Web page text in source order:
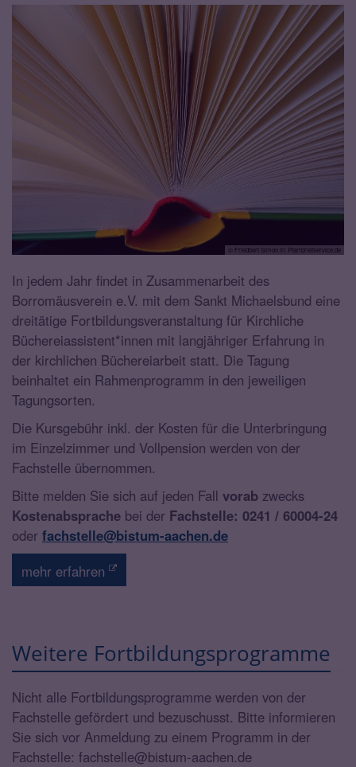
© Friedbert Simon in: Pfarrbriefservice.de
In jedem Jahr findet in Zusammenarbeit des
Borromäusverein e.V. mit dem Sankt Michaelsbund eine
dreitätige Fortbildungsveranstaltung für Kirchliche
Büchereiassistent*innen mit langjähriger Erfahrung in
der kirchlichen Büchereiarbeit statt. Die Tagung
beinhaltet ein Rahmenprogramm in den jeweiligen
Tagungsorten.
Die Kursgebühr inkl. der Kosten für die Unterbringung
im Einzelzimmer und Vollpension werden von der
Fachstelle übernommen.
Bitte melden Sie sich auf jeden Fall vorab zwecks
Kostenabsprache bei der Fachstelle: 0241 / 60004-24
oder fachstelle@bistum-aachen.de
mehr erfahren
Weitere Fortbildungsprogramme
Nicht alle Fortbildungsprogramme werden von der
Fachstelle gefördert und bezuschusst. Bitte informieren
Sie sich vor Anmeldung zu einem Programm in der
Fachstelle: fachstelle@bistum-aachen.de